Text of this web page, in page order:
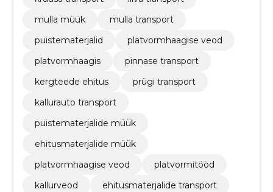
mulla müük
mulla transport
puistematerjalid
platvormhaagise veod
platvormhaagis
pinnase transport
kergteede ehitus
prügi transport
kallurauto transport
puistematerjalide müük
ehitusmaterjalide müük
platvormhaagise veod
platvormitööd
kallurveod
ehitusmaterjalide transport